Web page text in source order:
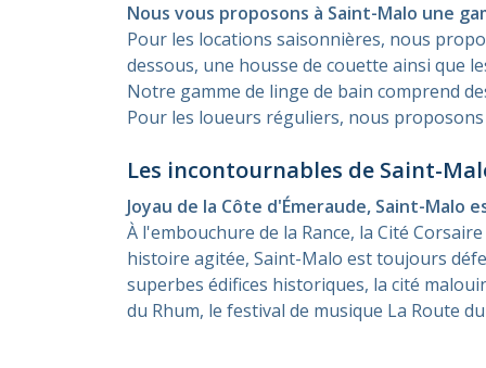
Nous vous proposons à Saint-Malo une
Pour les locations saisonnières, nous
dessous, une housse de couette ainsi que
Notre gamme de linge de bain comprend
Pour les loueurs réguliers, nous
Les incontournables de Saint-
Joyau de la Côte d'Émeraude, Saint-
À l'embouchure de la Rance, la Cité
histoire agitée, Saint-Malo est toujours
superbes édifices historiques, la cité
du Rhum, le festival de musique La Route